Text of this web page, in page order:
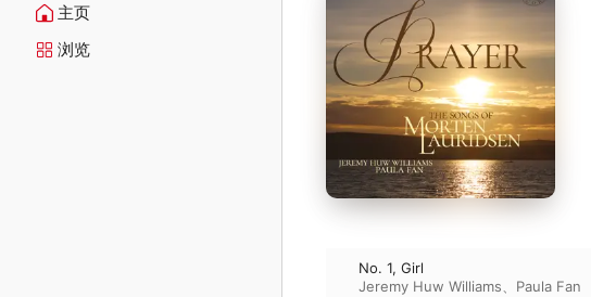
主页
浏览
No. 1, Girl
Jeremy Huw Williams
Paula Fan